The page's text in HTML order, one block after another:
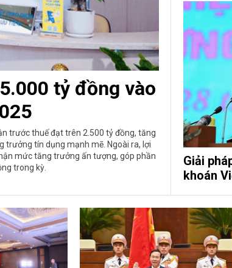
tỷ đồng vào
trước thuế đạt trên 2.500 tỷ đồng, tăng
trưởng tín dụng mạnh mẽ. Ngoài ra, lợi
mức tăng trưởng ấn tượng, góp phần
trong kỳ.
Giải
khoán